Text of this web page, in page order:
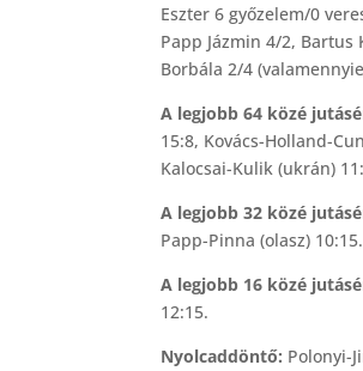
Eszter 6 győzelem/0
Papp Jázmin 4/2, Bartus
Borbála 2/4
A legjobb 64 közé
15:8, Kovács-Holland-
Kalocsai-Kulik (ukrán)
A legjobb 32 közé
Papp-Pinna (olasz) 10:15.
A legjobb 16 közé
12:15.
Nyolcaddöntő: Polonyi-